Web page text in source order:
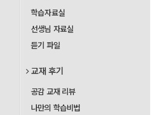
학습자료실
선생님 자료실
듣기 파일
교재 후기
공감 교재 리뷰
나만의 학습비법